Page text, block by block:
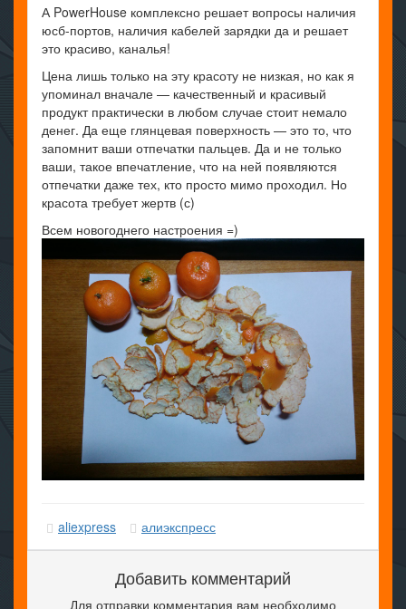
А PowerHouse комплексно решает вопросы наличия
юсб-портов, наличия кабелей зарядки да и решает
это красиво, каналья!
Цена лишь только на эту красоту не низкая, но как я
упоминал вначале — качественный и красивый
продукт практически в любом случае стоит немало
денег. Да еще глянцевая поверхность — это то, что
запомнит ваши отпечатки пальцев. Да и не только
ваши, такое впечатление, что на ней появляются
отпечатки даже тех, кто просто мимо проходил. Но
красота требует жертв (с)
Всем новогоднего настроения =)
aliexpress алиэкспресс
Добавить комментарий
Для отправки комментария вам необходимо